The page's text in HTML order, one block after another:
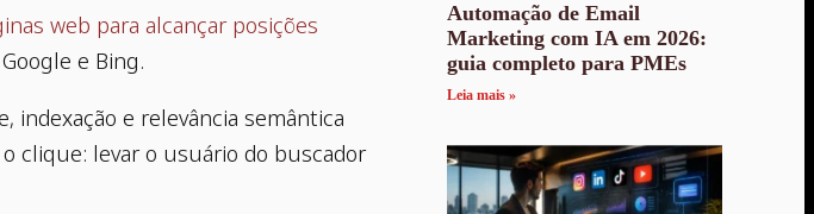
web para alcançar posições
e Bing.
indexação e relevância semântica
clique: levar o usuário do buscador
Automação de Email
Marketing com IA em 2026:
guia completo para PMEs
Leia mais »